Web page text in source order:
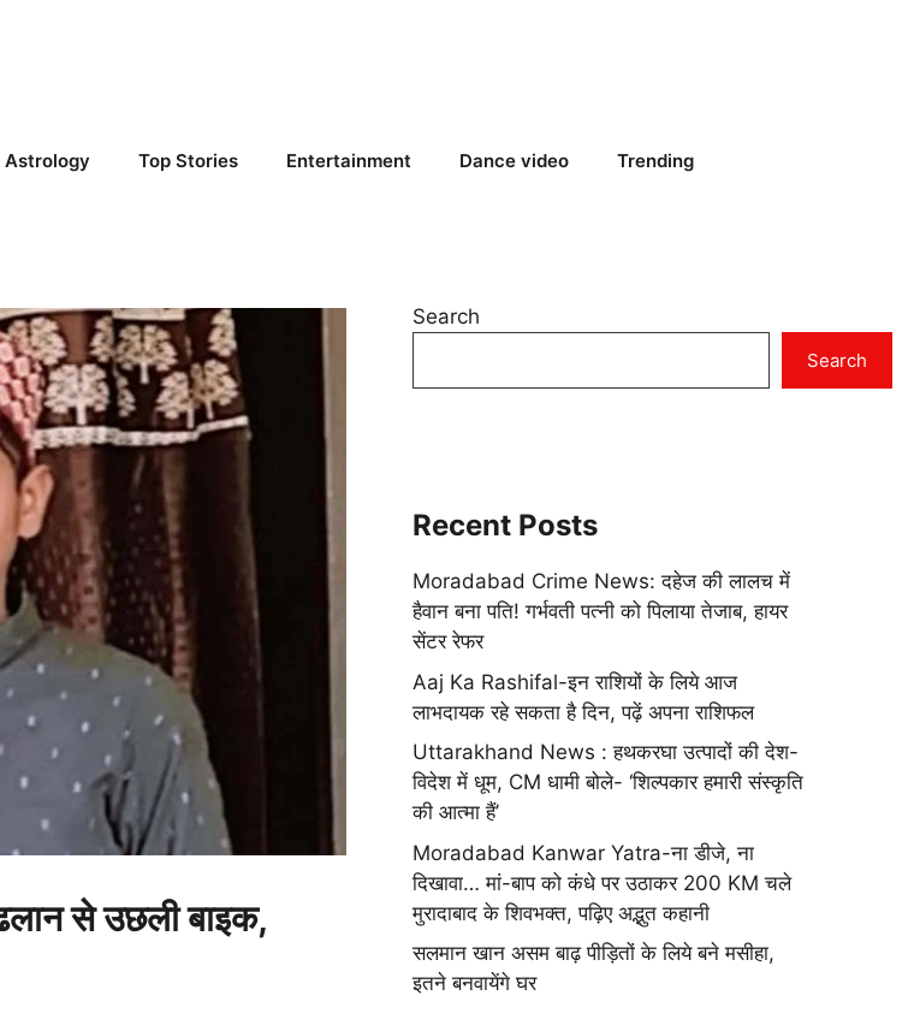
Astrology Top Stories Entertainment Dance video Trending
से उछली बाइक,
Search
Search
Recent Posts
Moradabad Crime News: दहेज की लालच में
हैवान बना पति! गर्भवती पत्नी को पिलाया तेजाब, हायर
सेंटर रेफर
Aaj Ka Rashifal-इन राशियों के लिये आज
लाभदायक रहे सकता है दिन, पढ़ें अपना राशिफल
Uttarakhand News : हथकरघा उत्पादों की देश-
विदेश में धूम, CM धामी बोले- ‘शिल्पकार हमारी संस्कृति
की आत्मा हैं’
Moradabad Kanwar Yatra-ना डीजे, ना
दिखावा… मां-बाप को कंधे पर उठाकर 200 KM चले
मुरादाबाद के शिवभक्त, पढ़िए अद्भुत कहानी
सलमान खान असम बाढ़ पीड़ितों के लिये बने मसीहा,
इतने बनवायेंगे घर